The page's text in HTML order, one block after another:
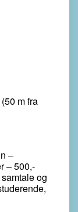
m fra
–
– 500,-
og